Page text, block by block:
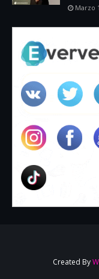
Marzo
Created By